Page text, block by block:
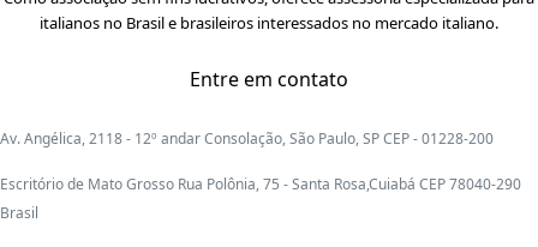
italianos no Brasil e brasileiros interessados no mercado italiano.
Entre em contato
Av. Angélica, 2118 - 12º andar Consolação, São Paulo, SP CEP - 01228-200
Escritório de Mato Grosso Rua Polônia, 75 - Santa Rosa,Cuiabá CEP 78040-290
Brasil